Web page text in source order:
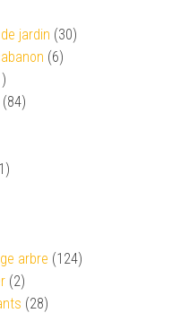
jardin (30)
(6)
(84)
arbre (124)
(2)
(28)